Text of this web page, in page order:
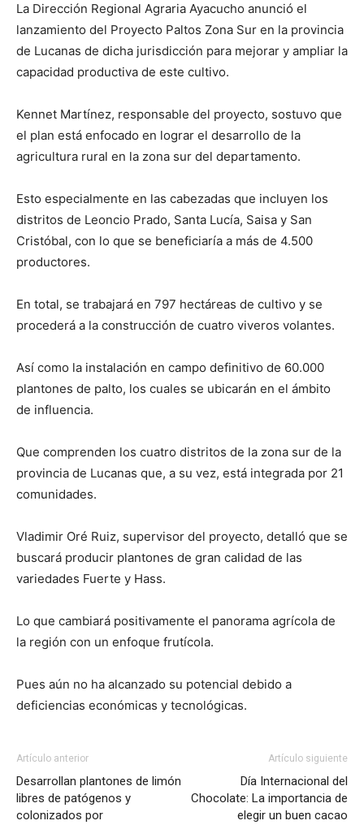
La Dirección Regional Agraria Ayacucho anunció el
lanzamiento del Proyecto Paltos Zona Sur en la provincia
de Lucanas de dicha jurisdicción para mejorar y ampliar la
capacidad productiva de este cultivo.
Kennet Martínez, responsable del proyecto, sostuvo que
el plan está enfocado en lograr el desarrollo de la
agricultura rural en la zona sur del departamento.
Esto especialmente en las cabezadas que incluyen los
distritos de Leoncio Prado, Santa Lucía, Saisa y San
Cristóbal, con lo que se beneficiaría a más de 4.500
productores.
En total, se trabajará en 797 hectáreas de cultivo y se
procederá a la construcción de cuatro viveros volantes.
Así como la instalación en campo definitivo de 60.000
plantones de palto, los cuales se ubicarán en el ámbito
de influencia.
Que comprenden los cuatro distritos de la zona sur de la
provincia de Lucanas que, a su vez, está integrada por 21
comunidades.
Vladimir Oré Ruiz, supervisor del proyecto, detalló que se
buscará producir plantones de gran calidad de las
variedades Fuerte y Hass.
Lo que cambiará positivamente el panorama agrícola de
la región con un enfoque frutícola.
Pues aún no ha alcanzado su potencial debido a
deficiencias económicas y tecnológicas.
Artículo anterior
Desarrollan plantones de limón
libres de patógenos y
colonizados por
Artículo siguiente
Día Internacional del
Chocolate: La importancia de
elegir un buen cacao